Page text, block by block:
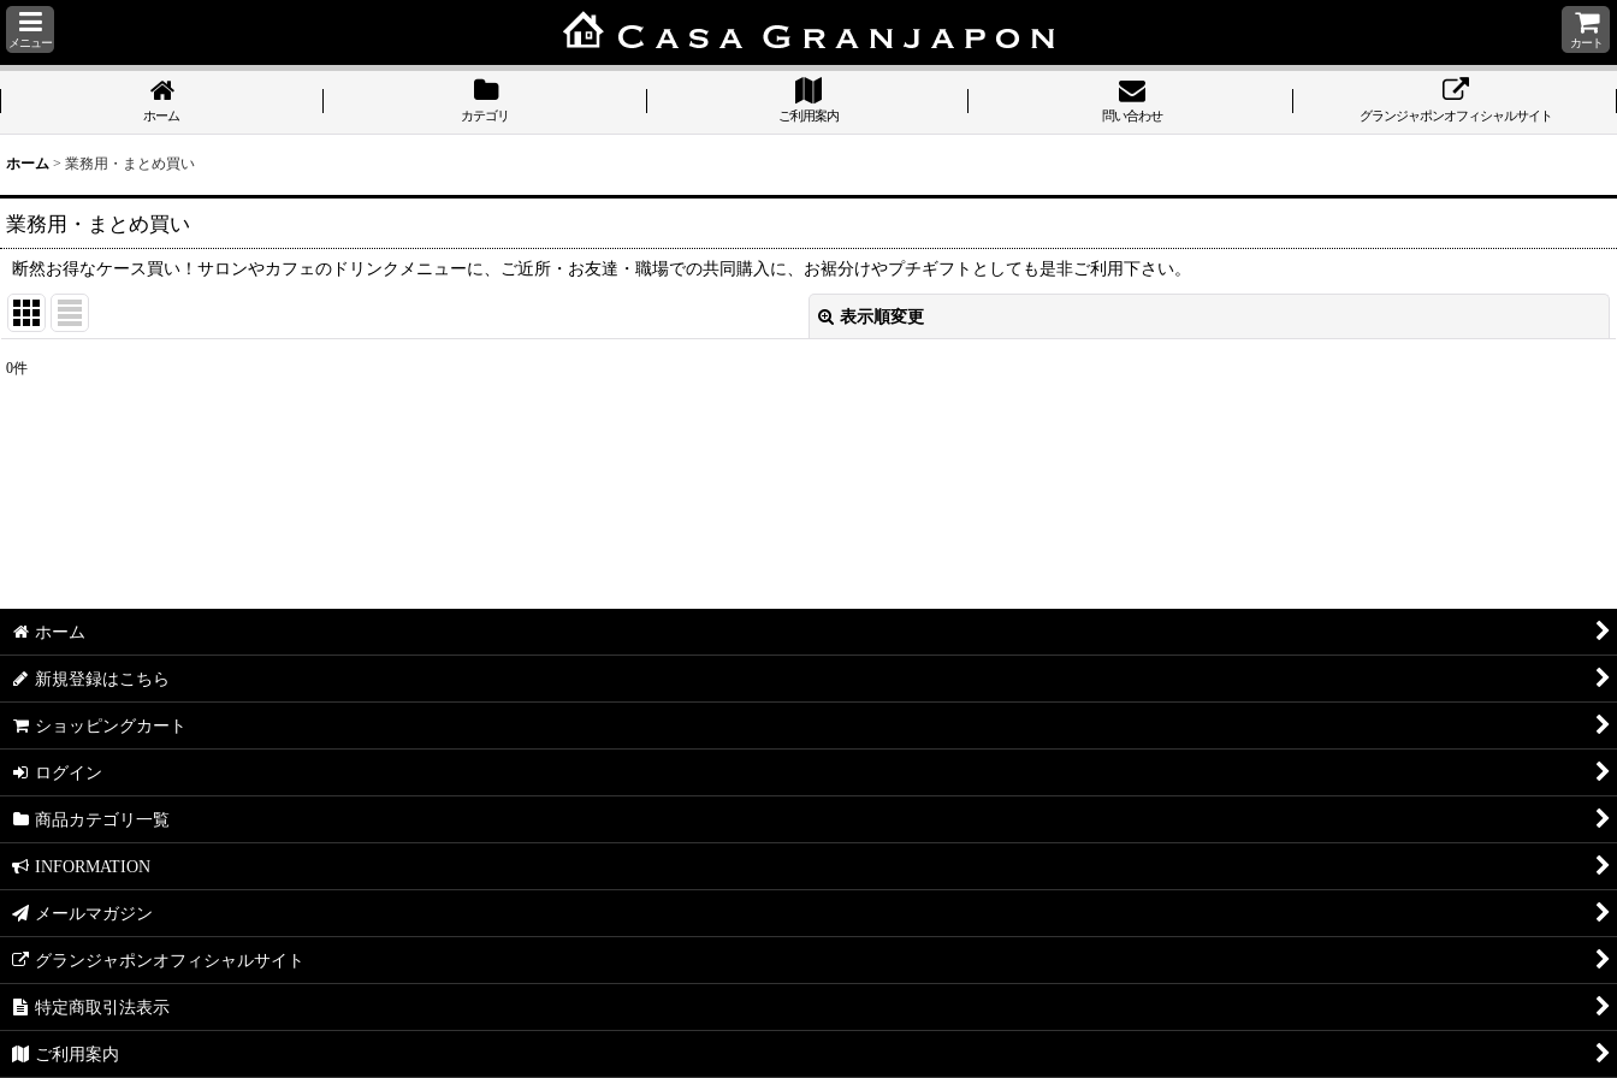
メニュー カート
ホーム カテゴリ ご利用案内 問い合わせ グランジャポンオフィシャルサイト
ホーム > 業務用・まとめ買い
業務用・まとめ買い
断然お得なケース買い！サロンやカフェのドリンクメニューに、ご近所・お友達・職場での共同購入に、お裾分けやプチギフトとしても是非ご利用下さい。
表示順変更
0件
ホーム
新規登録はこちら
ショッピングカート
ログイン
商品カテゴリ一覧
INFORMATION
メールマガジン
グランジャポンオフィシャルサイト
特定商取引法表示
ご利用案内